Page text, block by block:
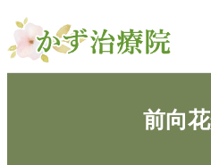
内
容
前向